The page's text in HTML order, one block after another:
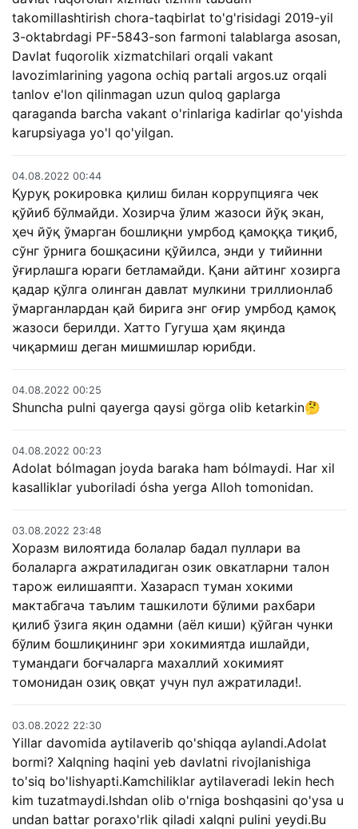
takomillashtirish chora-taqbirlat to'g'risidagi 2019-yil
3-oktabrdagi PF-5843-son farmoni talablarga asosan,
Davlat fuqorolik xizmatchilari orqali vakant
lavozimlarining yagona ochiq partali argos.uz orqali
tanlov e'lon qilinmagan uzun quloq gaplarga
qaraganda barcha vakant o'rinlariga kadirlar qo'yishda
karupsiyaga yo'l qo'yilgan.
04.08.2022 00:44
Қуруқ рокировка қилиш билан коррупцияга чек
қўйиб бўлмайди. Хозирча ўлим жазоси йўқ экан,
ҳеч йўқ ўмарган бошлиқни умрбод қамоққа тиқиб,
сўнг ўрнига бошқасини қўйилса, энди у тийинни
ўғирлашга юраги бетламайди. Қани айтинг хозирга
қадар қўлга олинган давлат мулкини триллионлаб
ўмарганлардан қай бирига энг оғир умрбод қамоқ
жазоси берилди. Хатто Гугуша ҳам яқинда
чиқармиш деган мишмишлар юрибди.
04.08.2022 00:25
Shuncha pulni qayerga qaysi görga olib ketarkin🤔
04.08.2022 00:23
Adolat bólmagan joyda baraka ham bólmaydi. Har xil
kasalliklar yuboriladi ósha yerga Alloh tomonidan.
03.08.2022 23:48
Хоразм вилоятида болалар бадал пуллари ва
болаларга ажратиладиган озик овкатларни талон
тарож еилишаяпти. Хазарасп туман хокими
мактабгача таълим ташкилоти бўлими рахбари
қилиб ўзига яқин одамни (аёл киши) қўйган чунки
бўлим бошлиқининг эри хокимиятда ишлайди,
тумандаги боғчаларга махаллий хокимият
томонидан озиқ овқат учун пул ажратилади!.
03.08.2022 22:30
Yillar davomida aytilaverib qo'shiqqa aylandi.Adolat
bormi? Xalqning haqini yeb davlatni rivojlanishiga
to'siq bo'lishyapti.Kamchiliklar aytilaveradi lekin hech
kim tuzatmaydi.Ishdan olib o'rniga boshqasini qo'ysa u
undan battar poraxo'rlik qiladi xalqni pulini yeydi.Bu